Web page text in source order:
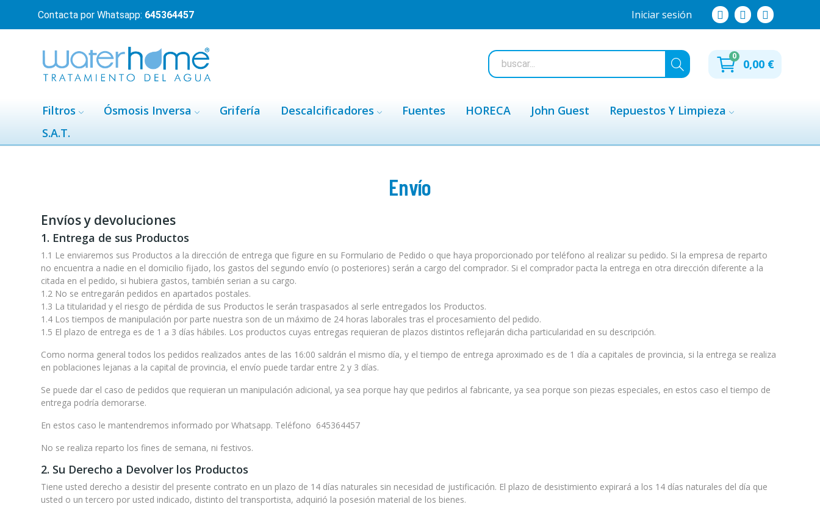
Contacta por Whatsapp: 645364457 Iniciar sesión
0,00 €
0
Filtros Ósmosis Inversa Grifería Descalcificadores Fuentes HORECA John Guest
Repuestos Y Limpieza
S.A.T.
Envío
Envíos y devoluciones
1. Entrega de sus Productos
1.1 Le enviaremos sus Productos a la dirección de entrega que figure en su Formulario de Pedido o que haya proporcionado por teléfono al realizar su pedido. Si la empresa de reparto
no encuentra a nadie en el domicilio fijado, los gastos del segundo envío (o posteriores) serán a cargo del comprador. Si el comprador pacta la entrega en otra dirección diferente a la
citada en el pedido, si hubiera gastos, también serian a su cargo.
1.2 No se entregarán pedidos en apartados postales.
1.3 La titularidad y el riesgo de pérdida de sus Productos le serán traspasados al serle entregados los Productos.
1.4 Los tiempos de manipulación por parte nuestra son de un máximo de 24 horas laborales tras el procesamiento del pedido.
1.5 El plazo de entrega es de 1 a 3 días hábiles. Los productos cuyas entregas requieran de plazos distintos reflejarán dicha particularidad en su descripción.
Como norma general todos los pedidos realizados antes de las 16:00 saldrán el mismo día, y el tiempo de entrega aproximado es de 1 día a capitales de provincia, si la entrega se realiza
en poblaciones lejanas a la capital de provincia, el envío puede tardar entre 2 y 3 días.
Se puede dar el caso de pedidos que requieran un manipulación adicional, ya sea porque hay que pedirlos al fabricante, ya sea porque son piezas especiales, en estos caso el tiempo de
entrega podría demorarse.
En estos caso le mantendremos informado por Whatsapp. Teléfono 645364457
No se realiza reparto los fines de semana, ni festivos.
2. Su Derecho a Devolver los Productos
Tiene usted derecho a desistir del presente contrato en un plazo de 14 días naturales sin necesidad de justificación. El plazo de desistimiento expirará a los 14 días naturales del día que
usted o un tercero por usted indicado, distinto del transportista, adquirió la posesión material de los bienes.